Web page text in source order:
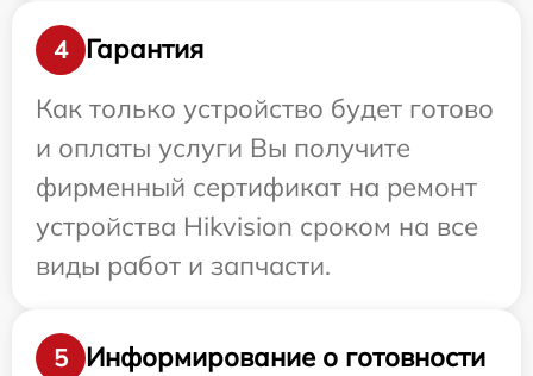
4
Гарантия
Как только устройство будет готово
и оплаты услуги Вы получите
фирменный сертификат на ремонт
устройства Hikvision сроком на все
виды работ и запчасти.
5
Информирование о готовности